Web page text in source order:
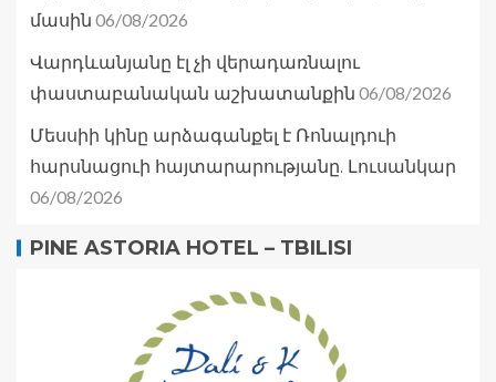
մասին 06/08/2026
Վարդևանյանը էլ չի վերադառնալու
փաստաբանական աշխատանքին 06/08/2026
Մեսսիի կինը արձագանքել է Ռոնալդուի
հարսնացուի հայտարարությանը. Լուսանկար
06/08/2026
PINE ASTORIA HOTEL – TBILISI